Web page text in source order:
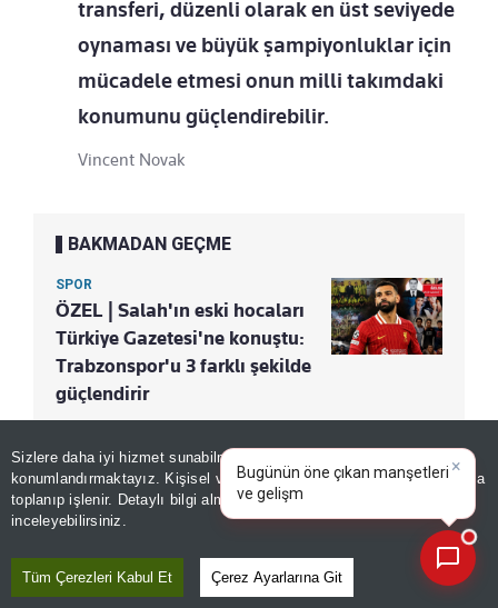
Sizlere daha iyi hizmet sunabilmek adına sitemizde
konumlandırmaktayız. Kişisel verileriniz, KVKK ve GDPR kapsamında
toplanıp işlenir. Detaylı bilgi almak içinAydınlatma Metnimizi
inceleyebilirsiniz.
Tüm Çerezleri Kabul Et Çerez Ayarlarına Git
transferi, düzenli olarak en üst seviyede
oynaması ve büyük şampiyonluklar için
mücadele etmesi onun milli takımdaki
konumunu güçlendirebilir.
Vincent Novak
BAKMADAN GEÇME
SPOR
ÖZEL | Salah'ın eski hocaları
Türkiye Gazetesi'ne konuştu:
Trabzonspor'u 3 farklı şekilde
güçlendirir
Paylaş
Yayın Tarihi | 09 Ağustos, 2026 - 10:24
Haberle İlgili Daha Fazlası
Spor
×
Bugünün öne çıkan manşetleri
ve gelişmeleri neler?